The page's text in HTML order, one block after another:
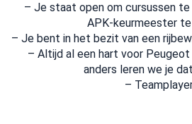
– Je staat open om cursussen
APK-keurmeester
– Je bent in het bezit van een
– Altijd al een hart voor Peugeot
anders leren we je
–